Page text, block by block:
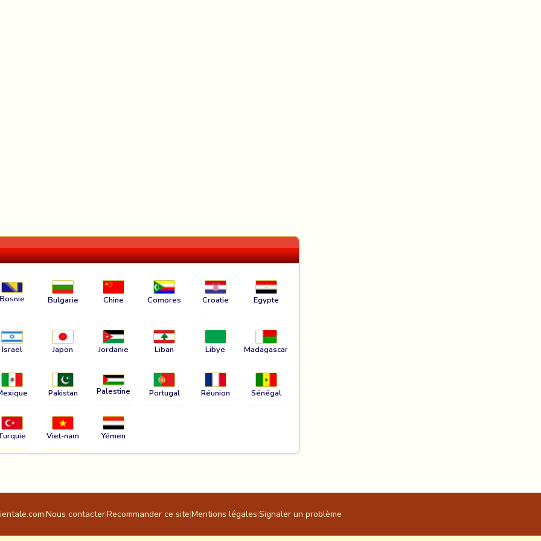
Bosnie Bulgarie Chine Comores Croatie Egypte
Israel Japon Jordanie Liban Libye Madagascar
Pakistan Palestine Portugal Réunion Sénégal
Viet-nam Yémen
|Nous contacter|Recommander ce site|Mentions légales|Signaler un problème